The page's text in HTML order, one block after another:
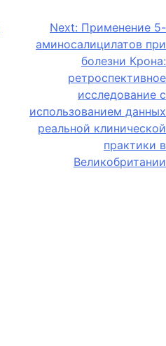
Next: Применение 5-
аминосалицилатов при
болезни Крона:
ретроспективное
исследование с
использованием данных
реальной клинической
практики в
Великобритании